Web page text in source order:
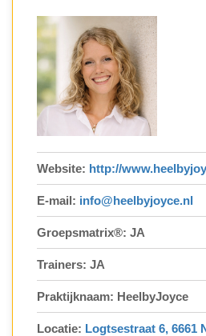
Website: http://
E-mail: info@heelbyjoyce.nl
Groepsmatrix®: JA
Trainers: JA
Praktijknaam: HeelbyJoyce
Locatie: Logtsestraat 6, 6661